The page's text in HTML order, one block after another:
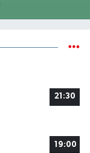
21:30
19:00